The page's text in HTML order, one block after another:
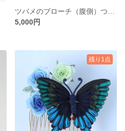
5,000円
残り1点